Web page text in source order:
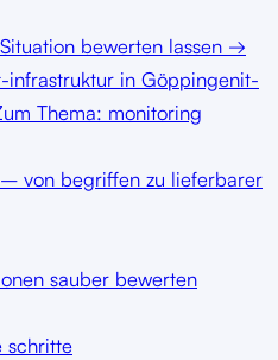
Situation bewerten lassen →
infrastruktur in Göppingenit-
Thema: monitoring
von begriffen zu lieferbarer
sauber bewerten
schritte